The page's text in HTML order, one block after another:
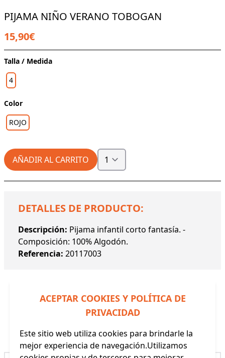
PIJAMA NIÑO VERANO TOBOGAN
15,90€
Talla / Medida
4
Color
ROJO
AÑADIR AL CARRITO
DETALLES DE PRODUCTO:
Descripción: Pijama infantil corto fantasía. -
Composición: 100% Algodón.
Referencia: 20117003
ACEPTAR COOKIES Y POLÍTICA DE
PRIVACIDAD
Este sitio web utiliza cookies para brindarle la
mejor experiencia de navegación.Utilizamos